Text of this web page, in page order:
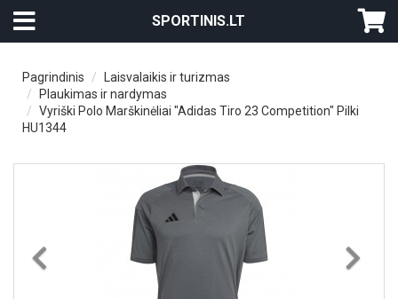
SPORTINIS.LT
Pagrindinis
Laisvalaikis ir turizmas
Plaukimas ir nardymas
Vyriški Polo Marškinėliai "Adidas Tiro 23 Competition" Pilki
HU1344